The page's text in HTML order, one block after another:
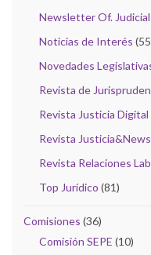
Newsletter Of. Judicial
Noticias de Interés
Novedades
Revista de
Revista Justicia Digital
Revista Justicia&News
Revista Relaciones
Top Jurídico (81)
Comisiones (36)
Comisión SEPE (10)